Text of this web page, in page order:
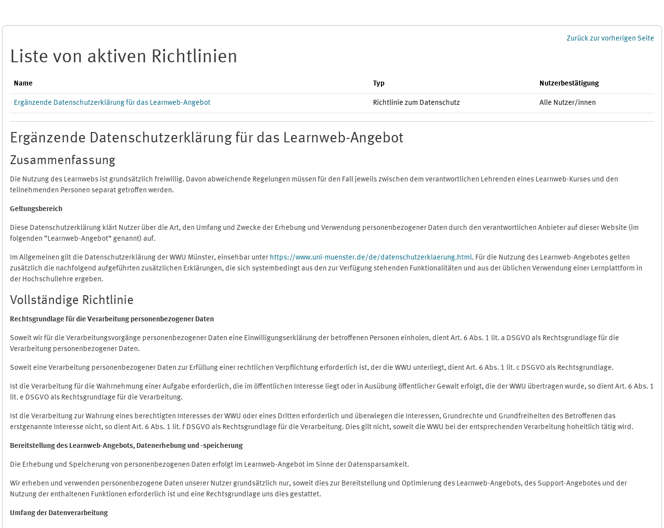
Zurück zur vorherigen Seite
Liste von aktiven Richtlinien
Name Typ Nutzerbestätigung
Ergänzende Datenschutzerklärung für das Learnweb-Angebot Richtlinie zum Datenschutz Alle Nutzer/innen
Ergänzende Datenschutzerklärung für das Learnweb-Angebot
Zusammenfassung
Die Nutzung des Learnwebs ist grundsätzlich freiwillig. Davon abweichende Regelungen müssen für den Fall jeweils zwischen dem verantwortlichen Lehrenden eines Learnweb-Kurses und den
teilnehmenden Personen separat getroffen werden.
Geltungsbereich
Diese Datenschutzerklärung klärt Nutzer über die Art, den Umfang und Zwecke der Erhebung und Verwendung personenbezogener Daten durch den verantwortlichen Anbieter auf dieser Website (im
folgenden “Learnweb-Angebot” genannt) auf.
Im Allgemeinen gilt die Datenschutzerklärung der WWU Münster, einsehbar unter https://www.uni-muenster.de/de/datenschutzerklaerung.html. Für die Nutzung des Learnweb-Angebotes gelten
zusätzlich die nachfolgend aufgeführten zusätzlichen Erklärungen, die sich systembedingt aus den zur Verfügung stehenden Funktionalitäten und aus der üblichen Verwendung einer Lernplattform in
der Hochschullehre ergeben.
Vollständige Richtlinie
Rechtsgrundlage für die Verarbeitung personenbezogener Daten
Soweit wir für die Verarbeitungsvorgänge personenbezogener Daten eine Einwilligungserklärung der betroffenen Personen einholen, dient Art. 6 Abs. 1 lit. a DSGVO als Rechtsgrundlage für die
Verarbeitung personenbezogener Daten.
Soweit eine Verarbeitung personenbezogener Daten zur Erfüllung einer rechtlichen Verpflichtung erforderlich ist, der die WWU unterliegt, dient Art. 6 Abs. 1 lit. c DSGVO als Rechtsgrundlage.
Ist die Verarbeitung für die Wahrnehmung einer Aufgabe erforderlich, die im öffentlichen Interesse liegt oder in Ausübung öffentlicher Gewalt erfolgt, die der WWU übertragen wurde, so dient Art. 6 Abs. 1
lit. e DSGVO als Rechtsgrundlage für die Verarbeitung.
Ist die Verarbeitung zur Wahrung eines berechtigten Interesses der WWU oder eines Dritten erforderlich und überwiegen die Interessen, Grundrechte und Grundfreiheiten des Betroffenen das
erstgenannte Interesse nicht, so dient Art. 6 Abs. 1 lit. f DSGVO als Rechtsgrundlage für die Verarbeitung. Dies gilt nicht, soweit die WWU bei der entsprechenden Verarbeitung hoheitlich tätig wird.
Bereitstellung des Learnweb-Angebots, Datenerhebung und -speicherung
Die Erhebung und Speicherung von personenbezogenen Daten erfolgt im Learnweb-Angebot im Sinne der Datensparsamkeit.
Wir erheben und verwenden personenbezogene Daten unserer Nutzer grundsätzlich nur, soweit dies zur Bereitstellung und Optimierung des Learnweb-Angebots, des Support-Angebotes und der
Nutzung der enthaltenen Funktionen erforderlich ist und eine Rechtsgrundlage uns dies gestattet.
Umfang der Datenverarbeitung